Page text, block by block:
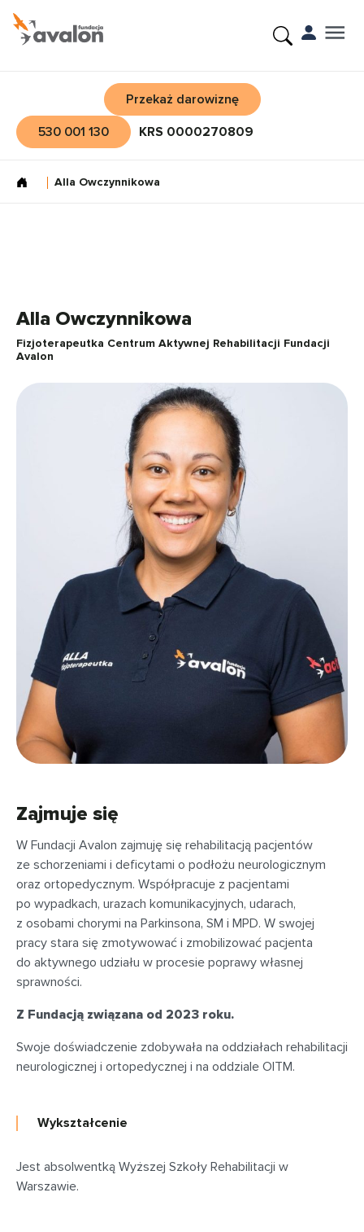
Przekaż darowiznę
530 001 130
KRS 0000270809
Alla Owczynnikowa
Alla Owczynnikowa
Fizjoterapeutka Centrum Aktywnej Rehabilitacji Fundacji
Avalon
Zajmuje się
W Fundacji Avalon zajmuję się rehabilitacją pacjentów
ze schorzeniami i deficytami o podłożu neurologicznym
oraz ortopedycznym. Współpracuje z pacjentami
po wypadkach, urazach komunikacyjnych, udarach,
z osobami chorymi na Parkinsona, SM i MPD. W swojej
pracy stara się zmotywować i zmobilizować pacjenta
do aktywnego udziału w procesie poprawy własnej
sprawności.
Z Fundacją związana od 2023 roku.
Swoje doświadczenie zdobywała na oddziałach rehabilitacji
neurologicznej i ortopedycznej i na oddziale OITM.
Wykształcenie
Jest absolwentką Wyższej Szkoły Rehabilitacji w
Warszawie.